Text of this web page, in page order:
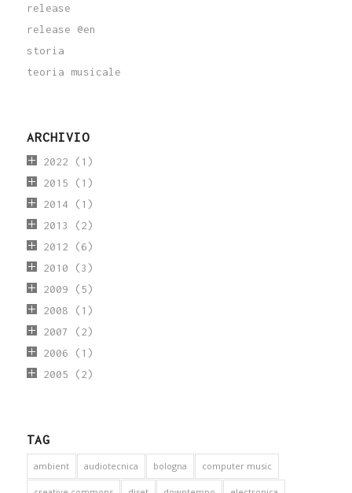
release
release @en
storia
teoria musicale
ARCHIVIO
2022 (1)
2015 (1)
2014 (1)
2013 (2)
2012 (6)
2010 (3)
2009 (5)
2008 (1)
2007 (2)
2006 (1)
2005 (2)
TAG
ambient audiotecnica bologna computer music